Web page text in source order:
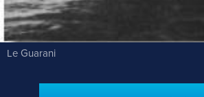
Le Guarani